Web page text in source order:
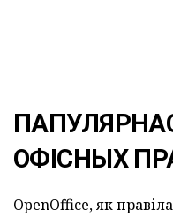
ОФІСНЫХ
OpenOffice, як